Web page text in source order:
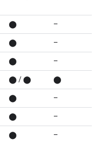
⬤ –
⬤ –
⬤ –
⬤ / ⬤ ⬤
⬤ –
⬤ –
⬤ –